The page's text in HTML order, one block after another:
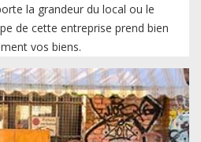
la grandeur du local ou le
de cette entreprise prend bien
vos biens.